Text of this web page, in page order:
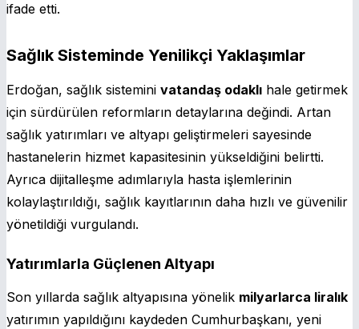
ifade etti.
Sağlık Sisteminde Yenilikçi Yaklaşımlar
Erdoğan, sağlık sistemini vatandaş odaklı hale getirmek
için sürdürülen reformların detaylarına değindi. Artan
sağlık yatırımları ve altyapı geliştirmeleri sayesinde
hastanelerin hizmet kapasitesinin yükseldiğini belirtti.
Ayrıca dijitalleşme adımlarıyla hasta işlemlerinin
kolaylaştırıldığı, sağlık kayıtlarının daha hızlı ve güvenilir
yönetildiği vurgulandı.
Yatırımlarla Güçlenen Altyapı
Son yıllarda sağlık altyapısına yönelik milyarlarca liralık
yatırımın yapıldığını kaydeden Cumhurbaşkanı, yeni